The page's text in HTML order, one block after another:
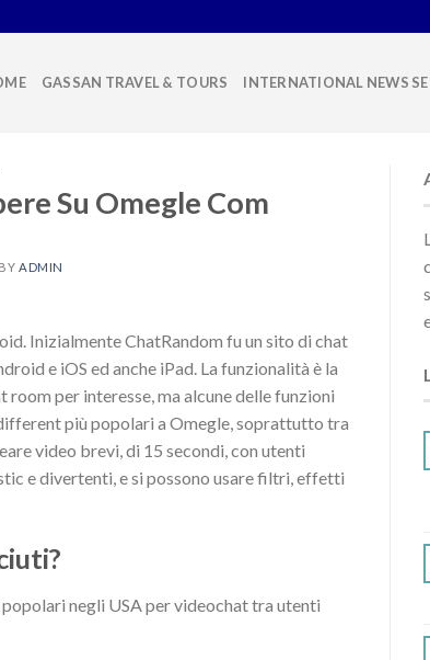
GASSAN TRAVEL & TOURS INTERNATIONAL NEWS
Su Omegle Com
BY ADMIN
Inizialmente ChatRandom fu un sito di chat
e iOS ed anche iPad. La funzionalità è la
per interesse, ma alcune delle funzioni
più popolari a Omegle, soprattutto tra
video brevi, di 15 secondi, con utenti
e divertenti, e si possono usare filtri, effetti
negli USA per videochat tra utenti